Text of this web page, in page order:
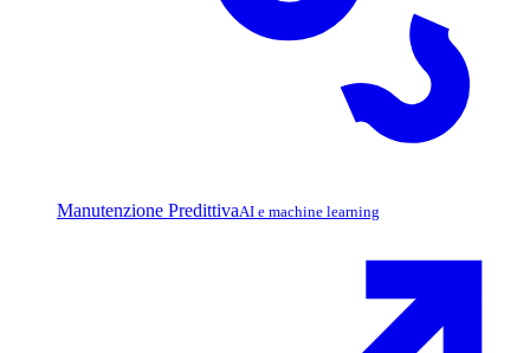
Manutenzione PredittivaAI e machine learning